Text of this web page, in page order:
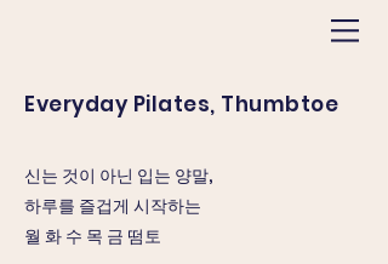
Everyday Pilates, Thumbtoe
신는 것이 아닌 입는 양말,
하루를 즐겁게 시작하는
월 화 수 목 금 떰토